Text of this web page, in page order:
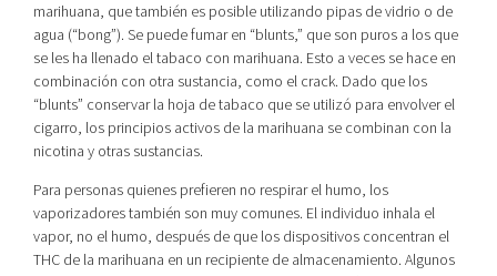
marihuana, que también es posible utilizando pipas de vidrio o de
agua (“bong”). Se puede fumar en “blunts,” que son puros a los que
se les ha llenado el tabaco con marihuana. Esto a veces se hace en
combinación con otra sustancia, como el crack. Dado que los
“blunts” conservar la hoja de tabaco que se utilizó para envolver el
cigarro, los principios activos de la marihuana se combinan con la
nicotina y otras sustancias.
Para personas quienes prefieren no respirar el humo, los
vaporizadores también son muy comunes. El individuo inhala el
vapor, no el humo, después de que los dispositivos concentran el
THC de la marihuana en un recipiente de almacenamiento. Algunos